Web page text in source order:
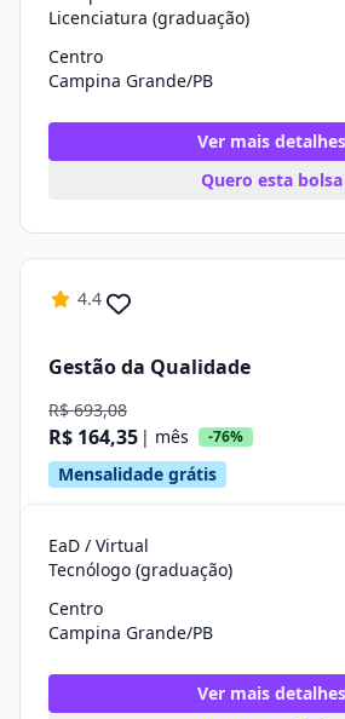
Licenciatura (graduação)
Centro
Campina Grande/PB
Ver mais detalhes
Quero esta bolsa
4.4
Gestão da Qualidade
R$ 693,08
R$ 164,35 | mês -76%
Mensalidade grátis
EaD / Virtual
Tecnólogo (graduação)
Centro
Campina Grande/PB
Ver mais detalhes